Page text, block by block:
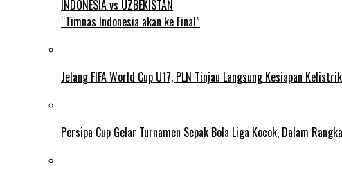
INDONESIA vs UZBEKISTAN
“Timnas Indonesia akan ke Final”
Jelang FIFA World Cup U17, PLN Tinjau Langsung Kesiapan
Persipa Cup Gelar Turnamen Sepak Bola Liga Kocok, Dalam